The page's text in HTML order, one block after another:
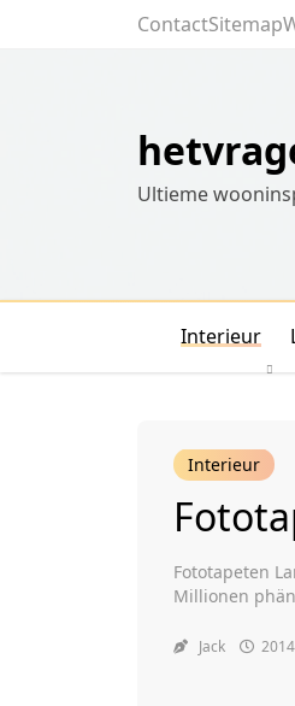
ContactSitemap
Ultieme
Interieur
Interieur
Fototapeten
Millionen
IhrenJack